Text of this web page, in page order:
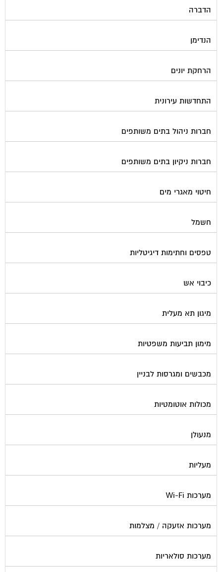
הדברה
הנדימן
הרחקת יונים
התחדשות עירונית
חברות ניהול בתים משותפים
חברות ניקיון בתים משותפים
חיטוי מאגרי מים
חשמל
טפסים וחתימות דיגיטליות
כיבוי אש
מיגון תא מעלית
מימון תביעות משפטיות
מכבשים ומגרסות לבניין
מכולות אוטומטיות
מנעולן
מעליות
מערכות Wi-Fi
מערכות אזעקה / מצלמות
מערכות סולאריות